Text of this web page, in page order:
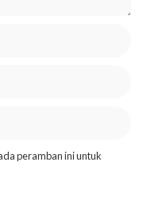
peramban ini untuk